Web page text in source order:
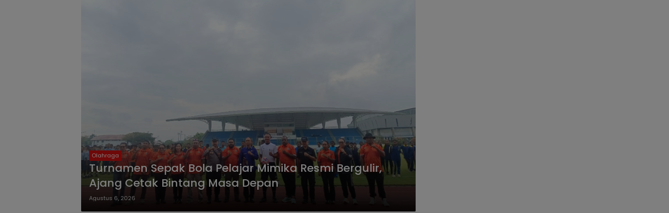
Olahraga
Turnamen Sepak Bola Pelajar Mimika Resmi Bergulir,
Ajang Cetak Bintang Masa Depan
Agustus 6, 2026